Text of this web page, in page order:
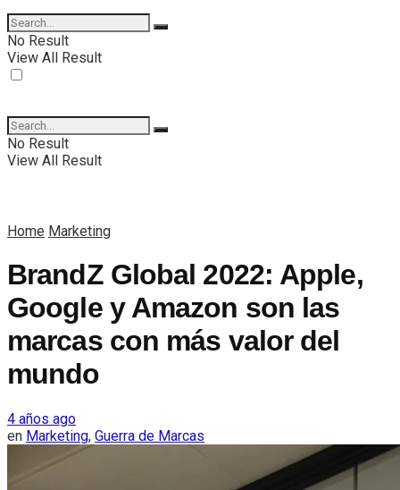
No Result
View All Result
No Result
View All Result
Home Marketing
BrandZ Global 2022: Apple,
Google y Amazon son las
marcas con más valor del
mundo
4 años ago
en Marketing, Guerra de Marcas